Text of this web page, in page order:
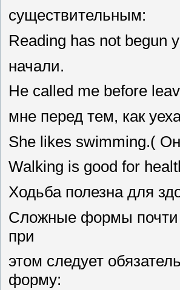
существительным:
Reading has not begun
начали.
Не called me before
мне перед тем, как
She likes swimming.(
Walking is good for
Ходьба полезна для
Сложные формы почти
при
этом следует
форму: